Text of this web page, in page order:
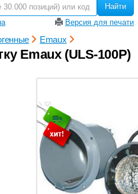
Найти
Версия для печати
Emaux
Emaux (ULS-100P)